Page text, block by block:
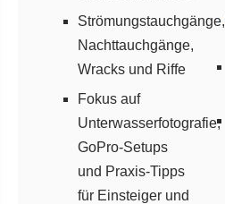
Strömungstauchgänge,
Nachttauchgänge,
Wracks und Riffe
Fokus auf
Unterwasserfotografie,
GoPro-Setups
und Praxis-Tipps
für Einsteiger und